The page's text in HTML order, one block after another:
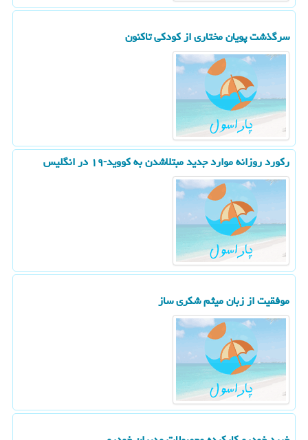
سرگذشت پویان مختاری از كودكی تاكنون
ركورد روزانه موارد جدید مبتلاشدن به كووید-۱۹ در انگلیس
موفقیت از زبان میثم شكری ساز